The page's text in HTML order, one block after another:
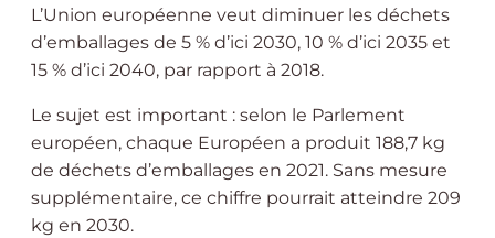
L’Union européenne veut diminuer les déchets
d’emballages de 5 % d’ici 2030, 10 % d’ici 2035 et
15 % d’ici 2040, par rapport à 2018.
Le sujet est important : selon le Parlement
européen, chaque Européen a produit 188,7 kg
de déchets d’emballages en 2021. Sans mesure
supplémentaire, ce chiffre pourrait atteindre 209
kg en 2030.